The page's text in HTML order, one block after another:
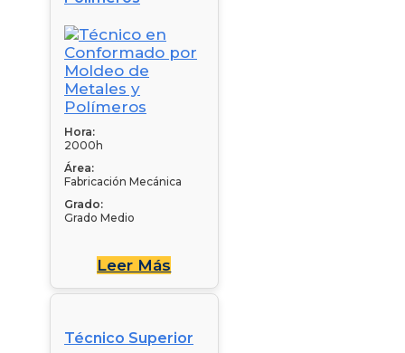
Hora:
2000h
Área:
Fabricación Mecánica
Grado:
Grado Medio
Leer Más
Técnico Superior